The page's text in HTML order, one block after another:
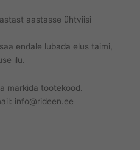
aastasse ühtviisi
endale lubada elus taimi,
ilu.
märkida tootekood.
info@rideen.ee